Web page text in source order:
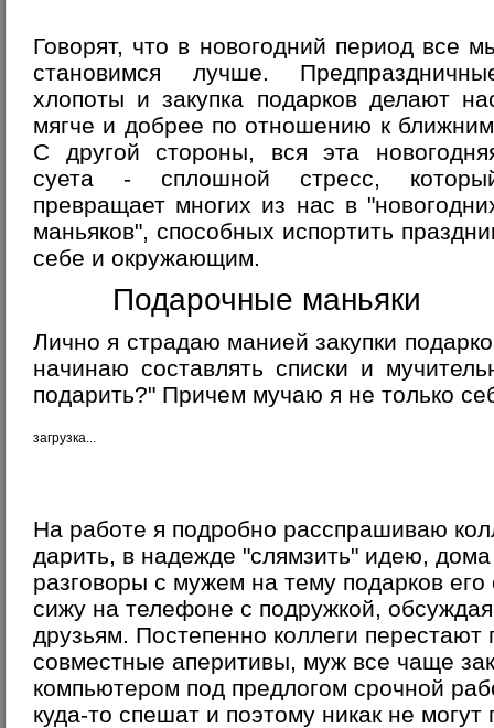
Говорят, что в новогодний период все
становимся лучше.
хлопоты и закупка подарков делают
мягче и добрее по отношению к
С другой стороны, вся эта
суета - сплошной стресс,
превращает многих из нас в
маньяков", способных испортить
себе и окружающим.
Подарочные маньяки
Лично я страдаю манией закупки
начинаю составлять списки и
подарить?" Причем мучаю я не только
загрузка...
На работе я подробно расспрашиваю
дарить, в надежде "слямзить" идею,
разговоры с мужем на тему подарков
сижу на телефоне с подружкой,
друзьям. Постепенно коллеги
совместные аперитивы, муж все чаще
компьютером под предлогом срочной
куда-то спешат и поэтому никак не